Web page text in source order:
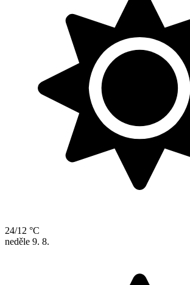
24/12 °C
neděle 9. 8.